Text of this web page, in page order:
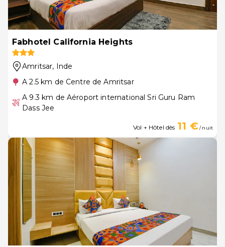
Fabhotel California Heights
Amritsar, Inde
A 2.5 km de Centre de Amritsar
A 9.3 km de Aéroport international Sri Guru Ram
Dass Jee
Vol + Hôtel dès 11 €/ nuit